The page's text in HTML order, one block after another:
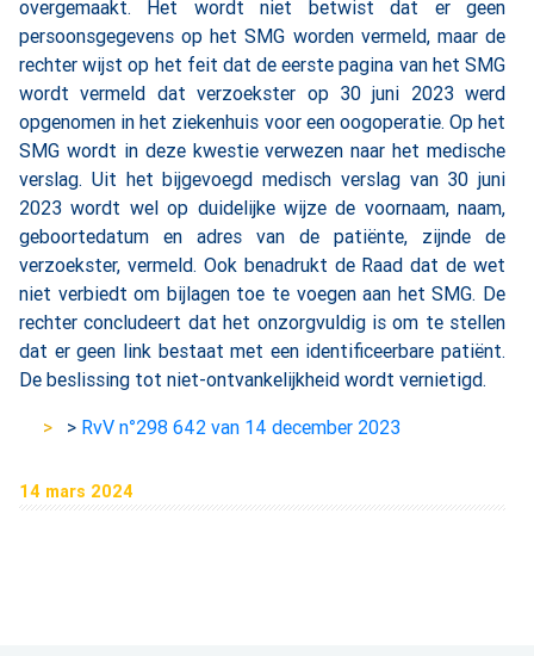
overgemaakt. Het wordt niet betwist dat er geen
persoonsgegevens op het SMG worden vermeld, maar de
rechter wijst op het feit dat de eerste pagina van het SMG
wordt vermeld dat verzoekster op 30 juni 2023 werd
opgenomen in het ziekenhuis voor een oogoperatie. Op het
SMG wordt in deze kwestie verwezen naar het medische
verslag. Uit het bijgevoegd medisch verslag van 30 juni
2023 wordt wel op duidelijke wijze de voornaam, naam,
geboortedatum en adres van de patiënte, zijnde de
verzoekster, vermeld. Ook benadrukt de Raad dat de wet
niet verbiedt om bijlagen toe te voegen aan het SMG. De
rechter concludeert dat het onzorgvuldig is om te stellen
dat er geen link bestaat met een identificeerbare patiënt.
De beslissing tot niet-ontvankelijkheid wordt vernietigd.
> RvV n°298 642 van 14 december 2023
14 mars 2024